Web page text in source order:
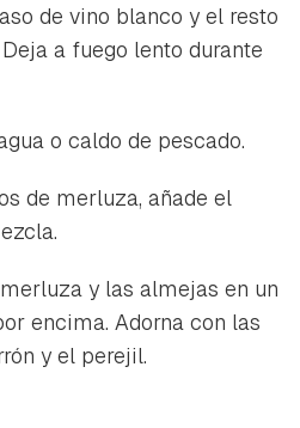
de vino blanco y el resto
a fuego lento durante
o caldo de pescado.
de merluza, añade el
y las almejas en un
encima. Adorna con las
y el perejil.